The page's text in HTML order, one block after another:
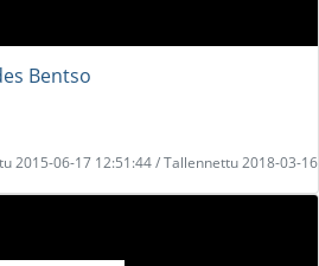
Bentso
2015-06-17 12:51:44 / Tallennettu 2018-03-16